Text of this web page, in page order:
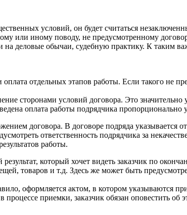
условий, он будет считаться
или иному поводу, не предусмотренному
деловые обычаи, судебную практику. К таким
отдельных этапов работы. Если такого не
сторонами условий договора. Это
оплата работы подрядчика пропорционально
договора. В договоре подряда указывается
ответственность подрядчика за
работы.
который хочет видеть заказчик по
товаров и т.д. Здесь же может быть
оформляется актом, в котором указываются
приемки, заказчик обязан оповестить об